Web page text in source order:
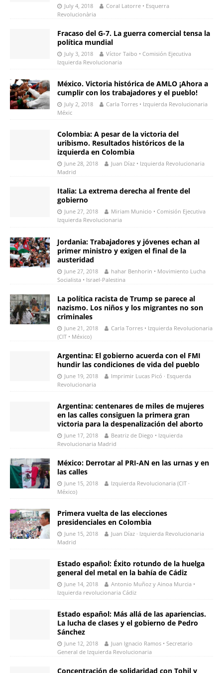
July 4, 2018
Coral Latorre • Esquerra
Revolucionària
Fracaso del G-7. La guerra comercial tensa la
política mundial
July 3, 2018
Víctor Taibo • Comisión Ejecutiva
Izquierda Revolucionaria
México. Victoria histórica de AMLO ¡Ahora a
cumplir con los trabajadores y el pueblo!
July 2, 2018
Carla Torres • Izquierda Revolucionaria
Méxic
Colombia: A pesar de la victoria del
uribismo. Resultados históricos de la
izquierda en Colombia
June 28, 2018
Juan Díaz • Izquierda Revolucionaria
Madrid
Italia: La extrema derecha al frente del
gobierno
June 27, 2018
Miriam Municio • Comisión Ejecutiva
Izquierda Revolucionaria
Jordania: Trabajadores y jóvenes echan al
primer ministro y exigen el final de la
austeridad
June 27, 2018
hahar Benhorin • Movimiento Lucha
Socialista • Israel-Palestina
La política racista de Trump se parece al
nazismo. Los niños y los migrantes no son
criminales
June 21, 2018
Carla Torres • Izquierda Revolucionaria
(CIT • México)
Argentina: El gobierno acuerda con el FMI
hundir las condiciones de vida del pueblo
June 19, 2018
Imprimir Lucas Picó · Esquerda
Revolucionaria
Argentina: centenares de miles de mujeres
en las calles consiguen la primera gran
victoria para la despenalización del aborto
June 17, 2018
Beatriz de Diego • Izquierda
Revolucionaria Madrid
México: Derrotar al PRI-AN en las urnas y en
las calles
June 15, 2018
Izquierda Revolucionaria (CIT ·
México)
Primera vuelta de las elecciones
presidenciales en Colombia
June 15, 2018
Juan Díaz · Izquierda Revolucionaria
Madrid
Estado español: Éxito rotundo de la huelga
general del metal en la bahía de Cádiz
June 14, 2018
Antonio Muñoz y Ainoa Murcia •
Izquierda revolucionaria Cádiz
Estado español: Más allá de las apariencias.
La lucha de clases y el gobierno de Pedro
Sánchez
June 12, 2018
Juan Ignacio Ramos • Secretario
General de Izquierda Revolucionaria
Concentración de solidaridad con Tohil y